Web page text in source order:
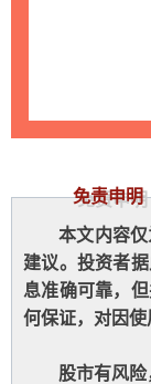
免责申明
本文内容
建议。投资者
息准确可靠，
何保证，对因使
股市有风险